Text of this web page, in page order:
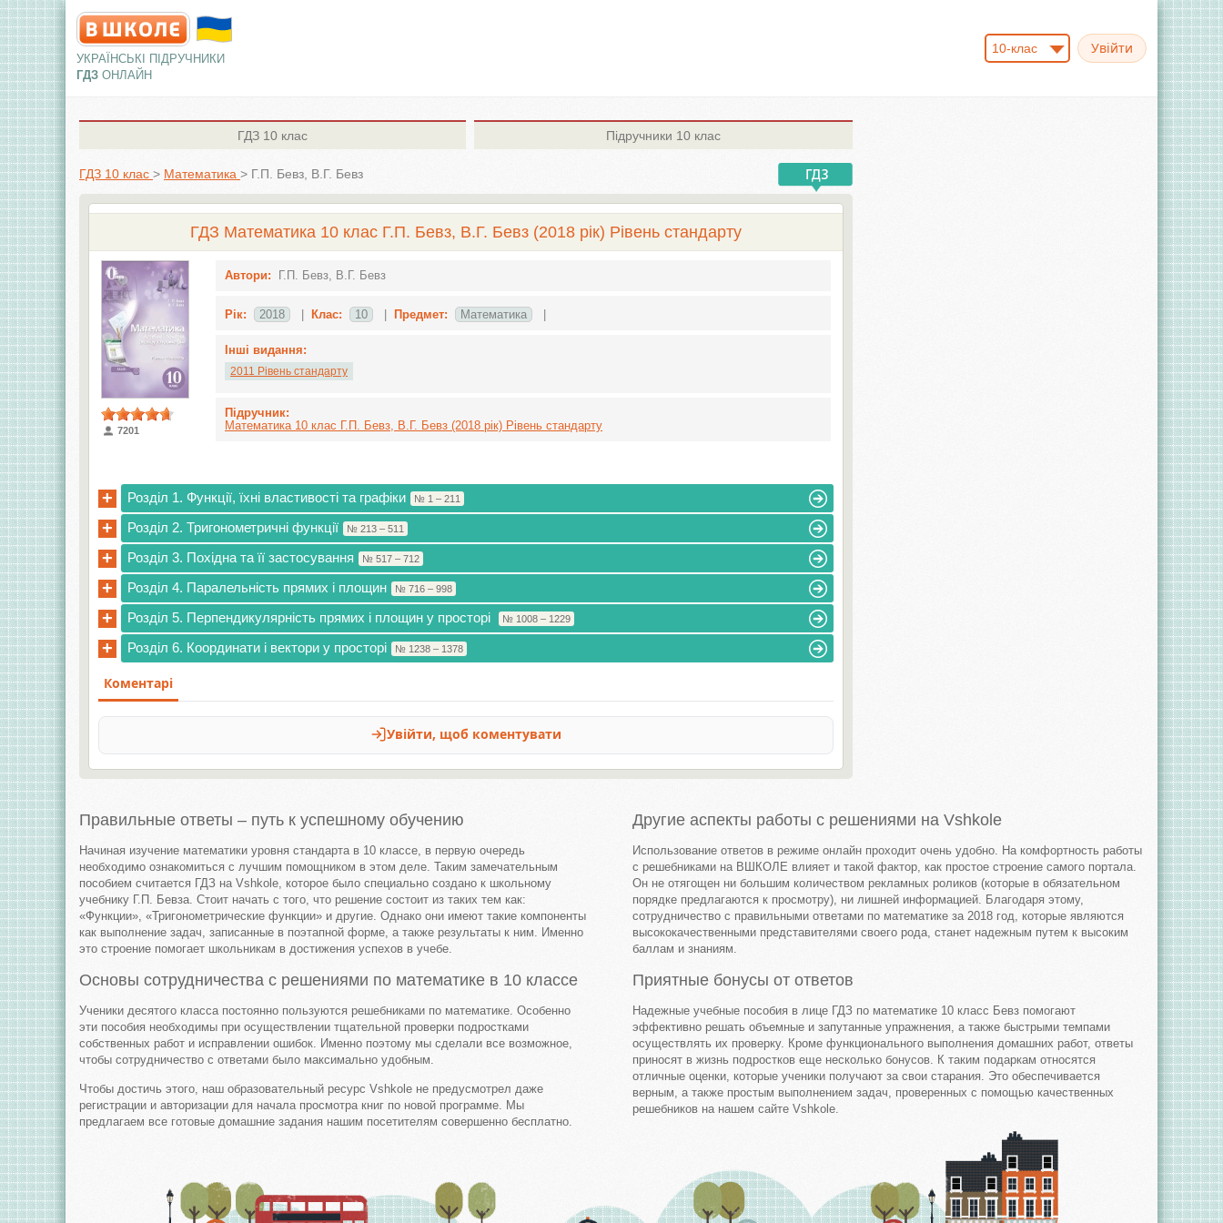
УКРАЇНСЬКІ ПІДРУЧНИКИ
ГДЗ ОНЛАЙН
10-клас
ГДЗ 10 клас Підручники 10 клас
ГДЗ 10 клас > Математика > Г.П. Бевз, В.Г. Бевз
ГДЗ Математика 10 клас Г.П. Бевз, В.Г. Бевз (2018 рік) Рівень стандарту
7201
Автори: Г.П. Бевз, В.Г. Бевз
Рік: 2018 Клас: 10 Предмет: Математика
Інші видання:
2011 Рівень стандарту
Підручник:
Математика 10 клас Г.П. Бевз, В.Г. Бевз (2018 рік) Рівень стандарту
+ Розділ 1. Функції, їхні властивості та графіки № 1 – 211
+ Розділ 2. Тригонометричні функції № 213 – 511
+ Розділ 3. Похідна та її застосування № 517 – 712
+ Розділ 4. Паралельність прямих і площин № 716 – 998
+ Розділ 5. Перпендикулярність прямих і площин у просторі № 1008 – 1229
+ Розділ 6. Координати і вектори у просторі № 1238 – 1378
Правильные ответы – путь к успешному обучению
Начиная изучение математики уровня стандарта в 10 классе, в первую очередь
необходимо ознакомиться с лучшим помощником в этом деле. Таким замечательным
пособием считается ГДЗ на Vshkole, которое было специально создано к школьному
учебнику Г.П. Бевза. Стоит начать с того, что решение состоит из таких тем как:
«Функции», «Тригонометрические функции» и другие. Однако они имеют такие компоненты
как выполнение задач, записанные в поэтапной форме, а также результаты к ним. Именно
это строение помогает школьникам в достижения успехов в учебе.
Основы сотрудничества с решениями по математике в 10 классе
Ученики десятого класса постоянно пользуются решебниками по математике. Особенно
эти пособия необходимы при осуществлении тщательной проверки подростками
собственных работ и исправлении ошибок. Именно поэтому мы сделали все возможное,
чтобы сотрудничество с ответами было максимально удобным.
Чтобы достичь этого, наш образовательный ресурс Vshkole не предусмотрел даже
регистрации и авторизации для начала просмотра книг по новой программе. Мы
предлагаем все готовые домашние задания нашим посетителям совершенно бесплатно.
Другие аспекты работы с решениями на Vshkole
Использование ответов в режиме онлайн проходит очень удобно. На комфортность работы
с решебниками на ВШКОЛЕ влияет и такой фактор, как простое строение самого портала.
Он не отягощен ни большим количеством рекламных роликов (которые в обязательном
порядке предлагаются к просмотру), ни лишней информацией. Благодаря этому,
сотрудничество с правильными ответами по математике за 2018 год, которые являются
высококачественными представителями своего рода, станет надежным путем к высоким
баллам и знаниям.
Приятные бонусы от ответов
Надежные учебные пособия в лице ГДЗ по математике 10 класс Бевз помогают
эффективно решать объемные и запутанные упражнения, а также быстрыми темпами
осуществлять их проверку. Кроме функционального выполнения домашних работ, ответы
приносят в жизнь подростков еще несколько бонусов. К таким подаркам относятся
отличные оценки, которые ученики получают за свои старания. Это обеспечивается
верным, а также простым выполнением задач, проверенных с помощью качественных
решебников на нашем сайте Vshkole.